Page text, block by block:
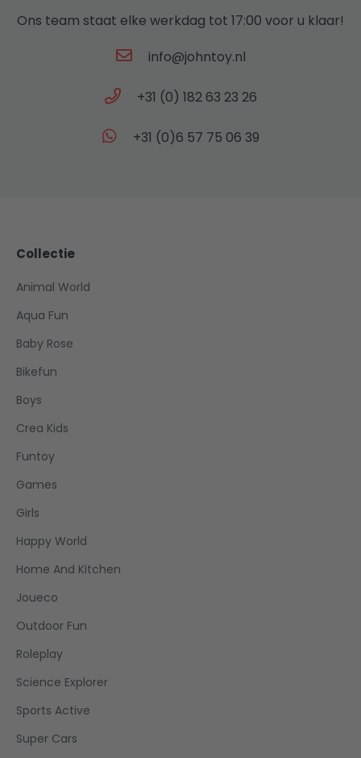
Ons team staat elke werkdag tot 17:00 voor u klaar!
info@johntoy.nl
+31 (0) 182 63 23 26
+31 (0)6 57 75 06 39
Collectie
Animal World
Aqua Fun
Baby Rose
Bikefun
Boys
Crea Kids
Funtoy
Games
Girls
Happy World
Home And Kitchen
Joueco
Outdoor Fun
Roleplay
Science Explorer
Sports Active
Super Cars